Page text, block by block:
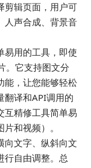
剪辑页面，用户可
人声合成、背景音
易用的工具，即使
。它支持图文分
能，让您能够轻松
翻译和API调用的
互精修工具简单易
和视频）。
向文字、纵斜向文
行自由调整。总